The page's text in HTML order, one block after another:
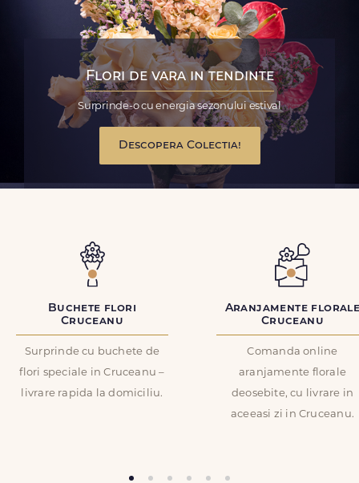
Flori de vara in tendinte
Surprinde-o cu energia sezonului estival
Descopera Colectia!
Buchete flori
Cruceanu
Surprinde cu buchete de
flori speciale in Cruceanu –
livrare rapida la domiciliu.
Aranjamente
Cruceanu
Comanda online
aranjamente florale
deosebite, cu livrare in
aceeasi zi in Cruceanu.